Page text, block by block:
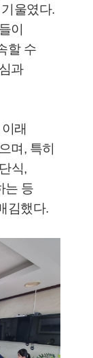
울였다.
이
할 수
과
래
며, 특히
식,
는 등
김했다.